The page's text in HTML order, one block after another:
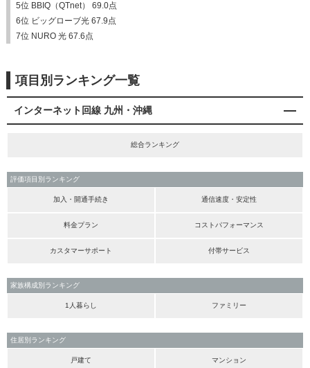
5位 BBIQ（QTnet） 69.0点
6位 ビッグローブ光 67.9点
7位 NURO 光 67.6点
項目別ランキング一覧
インターネット回線 九州・沖縄
総合ランキング
評価項目別ランキング
加入・開通手続き 通信速度・安定性
料金プラン コストパフォーマンス
カスタマーサポート 付帯サービス
家族構成別ランキング
1人暮らし ファミリー
住居別ランキング
戸建て マンション